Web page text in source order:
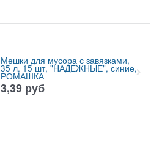
Мешки для мусора с завязками,
35 л, 15 шт, "НАДЕЖНЫЕ", синие,
РОМАШКА
3,39 руб